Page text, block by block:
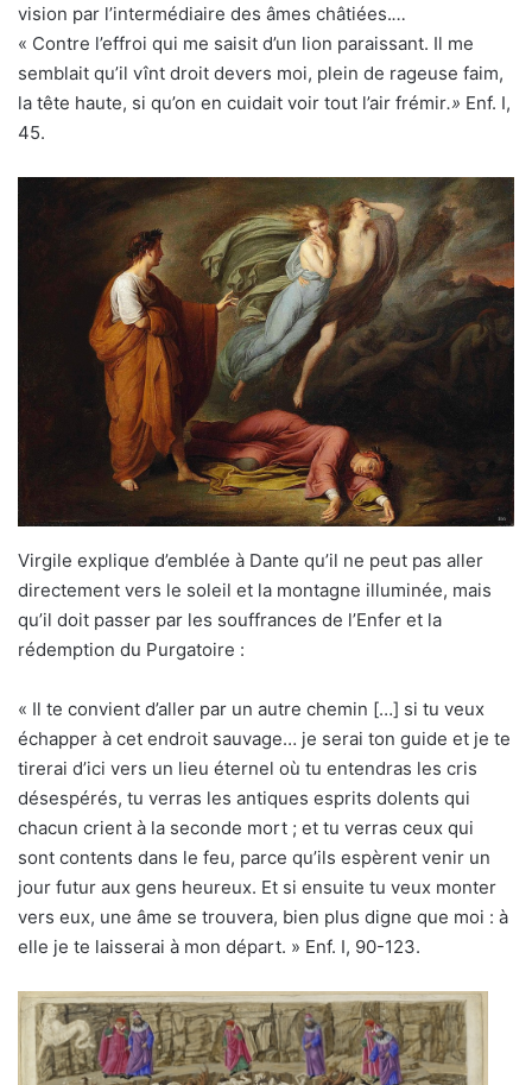
vision par l’intermédiaire des âmes châtiées.…
« Contre l’effroi qui me saisit d’un lion paraissant. Il me
semblait qu’il vînt droit devers moi, plein de rageuse faim,
la tête haute, si qu’on en cuidait voir tout l’air frémir.» Enf. I,
45.
Virgile explique d’emblée à Dante qu’il ne peut pas aller
directement vers le soleil et la montagne illuminée, mais
qu’il doit passer par les souffrances de l’Enfer et la
rédemption du Purgatoire :
« Il te convient d’aller par un autre chemin […] si tu veux
échapper à cet endroit sauvage… je serai ton guide et je te
tirerai d’ici vers un lieu éternel où tu entendras les cris
désespérés, tu verras les antiques esprits dolents qui
chacun crient à la seconde mort ; et tu verras ceux qui
sont contents dans le feu, parce qu’ils espèrent venir un
jour futur aux gens heureux. Et si ensuite tu veux monter
vers eux, une âme se trouvera, bien plus digne que moi : à
elle je te laisserai à mon départ. » Enf. I, 90-123.